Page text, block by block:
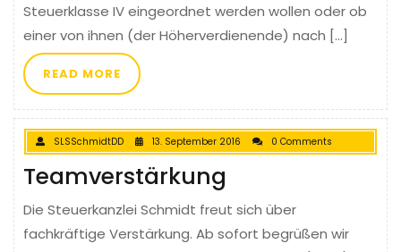
Steuerklasse IV eingeordnet werden wollen oder ob
einer von ihnen (der Höherverdienende) nach […]
READ MORE
SLSSchmidtDD 13. September 2016 0 Comments
Teamverstärkung
Die Steuerkanzlei Schmidt freut sich über
fachkräftige Verstärkung. Ab sofort begrüßen wir